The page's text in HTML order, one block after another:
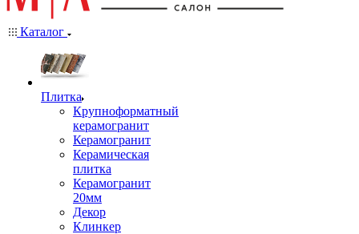
Каталог
Плитка
Крупноформатный
керамогранит
Керамогранит
Керамическая
плитка
Керамогранит
20мм
Декор
Клинкер